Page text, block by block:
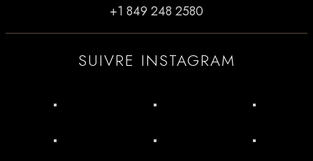
+1 849 248 2580
SUIVRE INSTAGRAM